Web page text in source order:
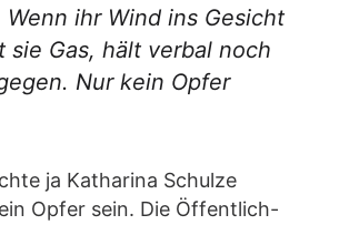
Wenn ihr Wind ins Gesicht
sie Gas, hält verbal noch
Nur kein Opfer
ja Katharina Schulze
Opfer sein. Die Öffentlich-